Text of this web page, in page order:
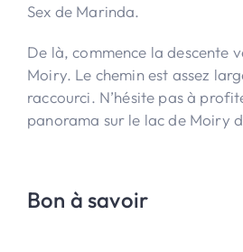
Sex de Marinda.
De là, commence la descente
Moiry. Le chemin est assez
raccourci. N’hésite pas à
panorama sur le lac de Moiry
Bon à savoir